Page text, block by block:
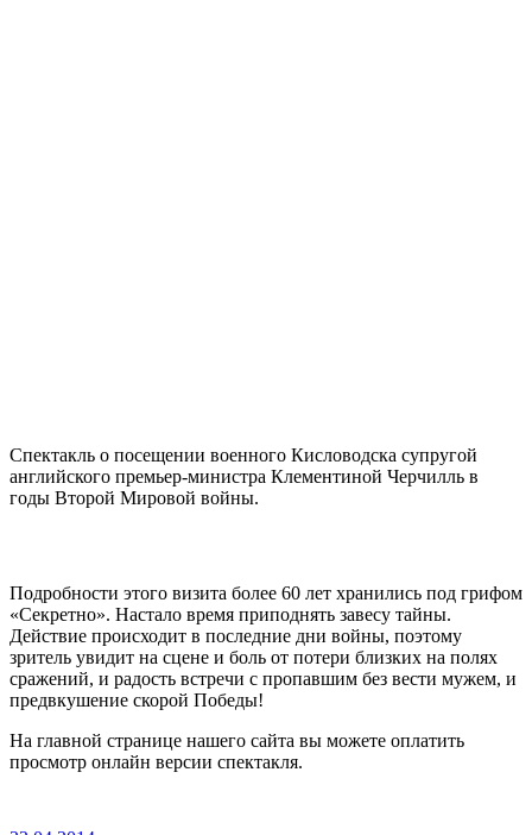
Спектакль о посещении военного Кисловодска супругой
английского премьер-министра Клементиной Черчилль в
годы Второй Мировой войны.
Подробности этого визита более 60 лет хранились под грифом
«Секретно». Настало время приподнять завесу тайны.
Действие происходит в последние дни войны, поэтому
зритель увидит на сцене и боль от потери близких на полях
сражений, и радость встречи с пропавшим без вести мужем, и
предвкушение скорой Победы!
На главной странице нашего сайта вы можете оплатить
просмотр онлайн версии спектакля.